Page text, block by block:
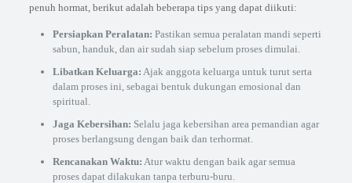
penuh hormat, berikut adalah beberapa tips yang dapat diikuti:
Persiapkan Peralatan: Pastikan semua peralatan mandi seperti
sabun, handuk, dan air sudah siap sebelum proses dimulai.
Libatkan Keluarga: Ajak anggota keluarga untuk turut serta
dalam proses ini, sebagai bentuk dukungan emosional dan
spiritual.
Jaga Kebersihan: Selalu jaga kebersihan area pemandian agar
proses berlangsung dengan baik dan terhormat.
Rencanakan Waktu: Atur waktu dengan baik agar semua
proses dapat dilakukan tanpa terburu-buru.